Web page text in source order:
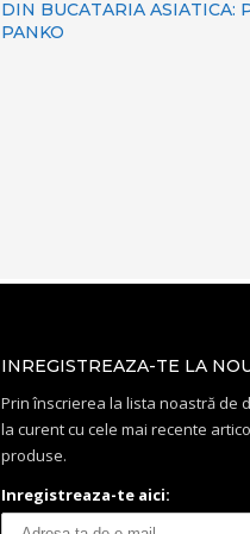
DIN BUCATARIA ASIATICA:
PANKO
INREGISTREAZA-TE LA
Prin înscrierea la lista noastră de
la curent cu cele mai recente
produse.
Inregistreaza-te aici: